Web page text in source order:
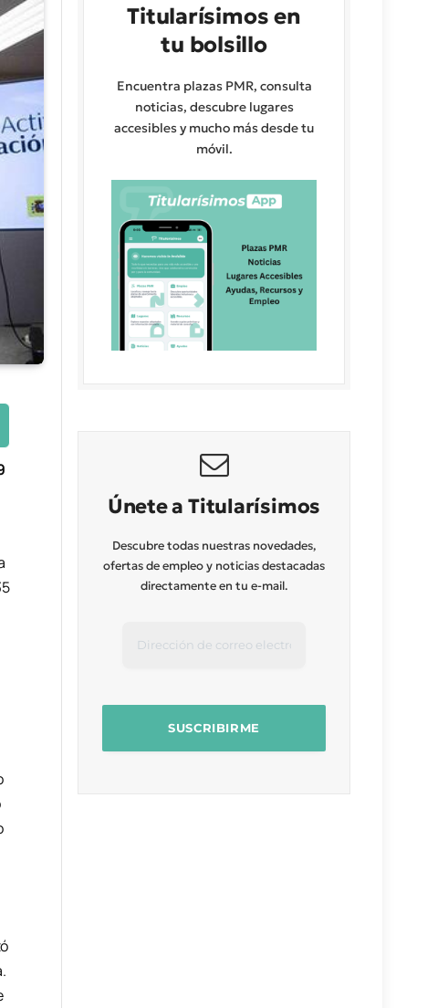
Titularísimos en
tu bolsillo
Encuentra plazas PMR, consulta
noticias, descubre lugares
accesibles y mucho más desde tu
móvil.
Únete a Titularísimos
Descubre todas nuestras novedades,
ofertas de empleo y noticias destacadas
directamente en tu e-mail.